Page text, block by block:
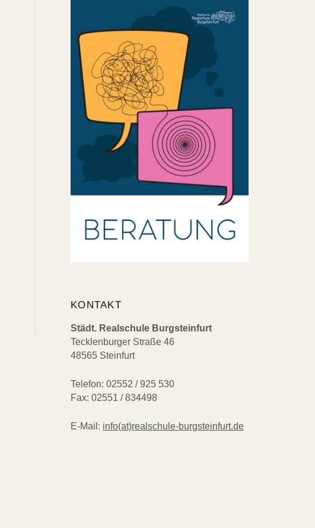
KONTAKT
Städt. Realschule Burgsteinfurt
Tecklenburger Straße 46
48565 Steinfurt
Telefon: 02552 / 925 530
Fax: 02551 / 834498
E-Mail: info(at)realschule-burgsteinfurt.de